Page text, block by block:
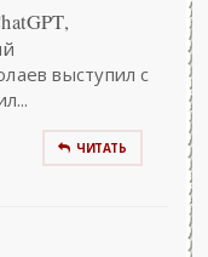
выступил с
ЧИТАТЬ